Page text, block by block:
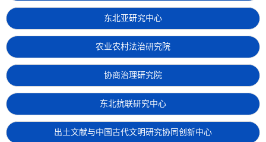
东北亚研究中心
农业农村法治研究院
协商治理研究院
东北抗联研究中心
出土文献与中国古代文明研究协同创新中心